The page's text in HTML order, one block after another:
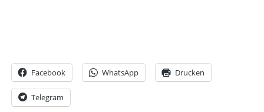
Facebook WhatsApp Drucken
Telegram